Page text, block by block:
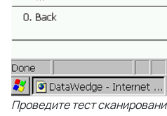
Проведите тест